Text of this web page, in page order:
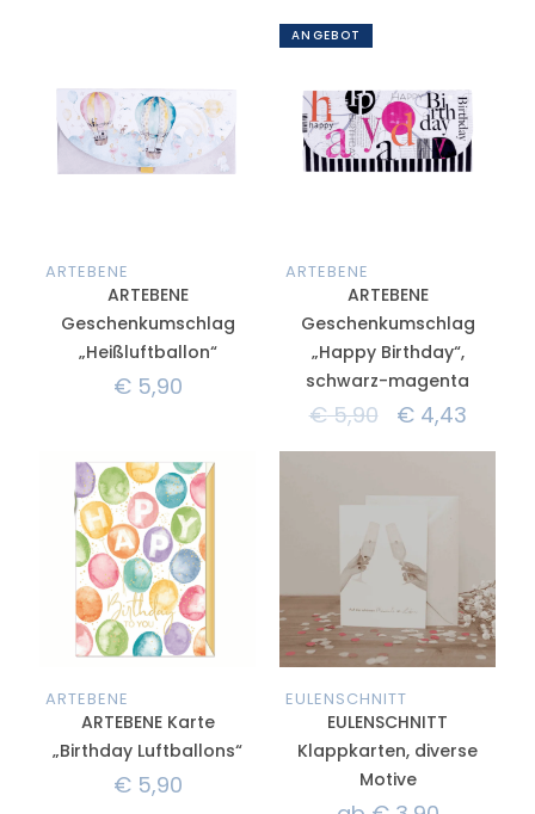
ARTEBENE
ARTEBENE
Geschenkumschlag
„Heißluftballon“
€5,90
ANGEBOT
ARTEBENE
ARTEBENE
Geschenkumschlag
„Happy Birthday“,
schwarz-magenta
€5,90 €4,43
ARTEBENE
ARTEBENE Karte
„Birthday Luftballons“
€5,90
EULENSCHNITT
EULENSCHNITT
Klappkarten, diverse
Motive